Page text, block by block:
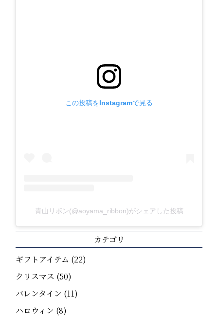
この投稿をInstagramで見る
青山リボン(@aoyama_ribbon)がシェアした投稿
カテゴリ
ギフトアイテム (22)
クリスマス (50)
バレンタイン (11)
ハロウィン (8)